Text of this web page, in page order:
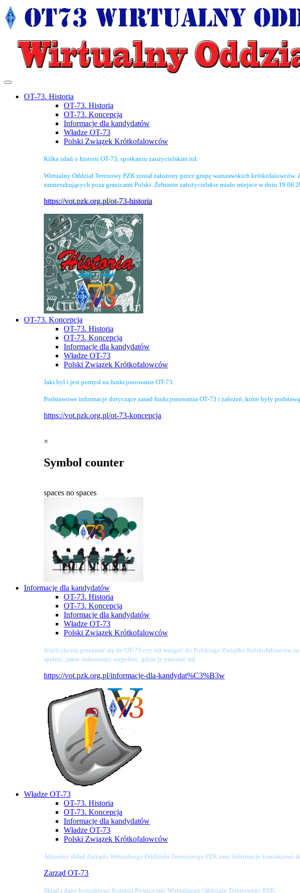
OT-73. Historia
OT-73. Historia
OT-73. Koncepcja
Informacje dla kandydatów
Władze OT-73
Polski Związek Krótkofalowców
Kilka zdań o historii OT-73, spotkaniu zaożycielskim itd.
Wirtualny Oddział Terenowy PZK został założony przez grupę warszawskich
zamieszkujących poza granicami Polski. Zebranie założycielskie miało miejsce w dniu
https://vot.pzk.org.pl/ot-73-historia
OT-73. Koncepcja
OT-73. Historia
OT-73. Koncepcja
Informacje dla kandydatów
Władze OT-73
Polski Związek Krótkofalowców
Jaki był i jest pomysł na funkcjonowanie OT-73.
Podstawowe informacje dotyczące zasad funkcjonowania OT-73 i założeń, które były
https://vot.pzk.org.pl/ot-73-koncepcja
×
Symbol counter
spaces no spaces
Informacje dla kandydatów
OT-73. Historia
OT-73. Koncepcja
Informacje dla kandydatów
Władze OT-73
Polski Związek Krótkofalowców
Jeżeli chcesz przenieść się do OT-73 czy też wstąpić do Polskiego Związku Krótkofalowców
spełnić, jakie dokumenty wypełnić, gdzie je przesłać itd.
https://vot.pzk.org.pl/informacje-dla-kandydat%C3%B3w
Władze OT-73
OT-73. Historia
OT-73. Koncepcja
Informacje dla kandydatów
Władze OT-73
Polski Związek Krótkofalowców
Aktualny skład Zarządu Wirtualnego Oddziału Terenowego PZK oraz informacje kontaktowe
Zarząd OT-73
Skład i dane kontaktowe Komisji Rewizyjnej Wirtualnego Oddziału Terenowego PZK: